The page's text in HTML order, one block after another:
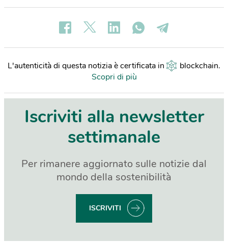
L'autenticità di questa notizia è certificata in blockchain.
Scopri di più
Iscriviti alla newsletter
settimanale
Per rimanere aggiornato sulle notizie dal
mondo della sostenibilità
ISCRIVITI